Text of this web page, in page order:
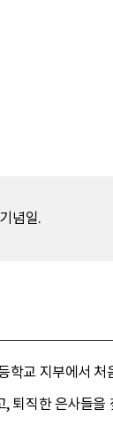
념일.
학교 지부에서 처
퇴직한 은사들을